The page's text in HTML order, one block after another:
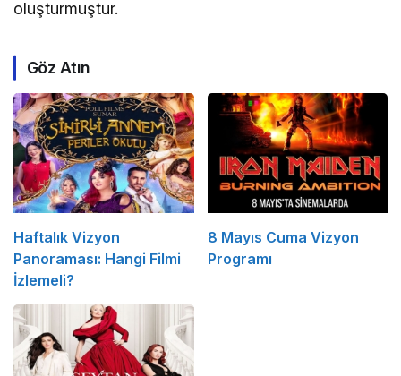
oluşturmuştur.
Göz Atın
Haftalık Vizyon
Panoraması: Hangi Filmi
İzlemeli?
8 Mayıs Cuma Vizyon
Programı